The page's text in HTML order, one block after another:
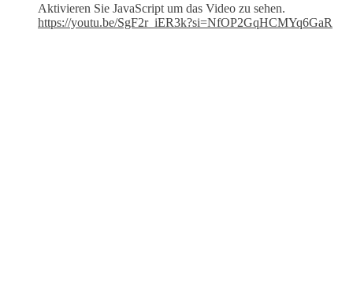
Aktivieren Sie JavaScript um das Video zu sehen.
https://youtu.be/SgF2r_iER3k?si=NfOP2GqHCMYq6GaR